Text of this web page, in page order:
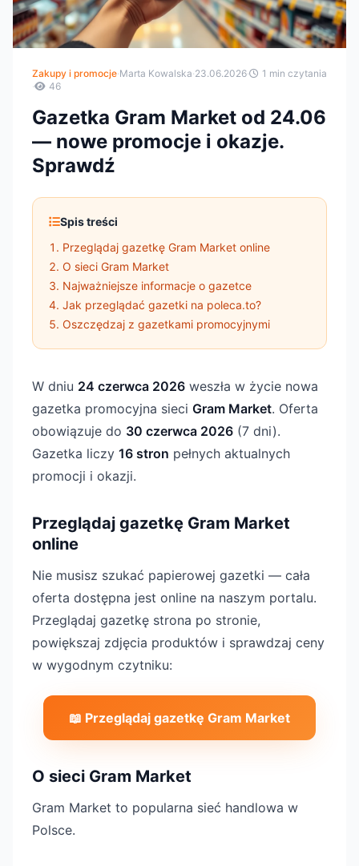
Zakupy i promocje·Marta Kowalska·23.06.2026·
1 min czytania
·
46
Gazetka Gram Market od 24.06
— nowe promocje i okazje.
Sprawdź
Spis treści
Przeglądaj gazetkę Gram Market online
O sieci Gram Market
Najważniejsze informacje o gazetce
Jak przeglądać gazetki na poleca.to?
Oszczędzaj z gazetkami promocyjnymi
W dniu 24 czerwca 2026 weszła w życie nowa
gazetka promocyjna sieci Gram Market. Oferta
obowiązuje do 30 czerwca 2026 (7 dni).
Gazetka liczy 16 stron pełnych aktualnych
promocji i okazji.
Przeglądaj gazetkę Gram Market
online
Nie musisz szukać papierowej gazetki — cała
oferta dostępna jest online na naszym portalu.
Przeglądaj gazetkę strona po stronie,
powiększaj zdjęcia produktów i sprawdzaj ceny
w wygodnym czytniku:
📖 Przeglądaj gazetkę Gram Market
O sieci Gram Market
Gram Market to popularna sieć handlowa w
Polsce.